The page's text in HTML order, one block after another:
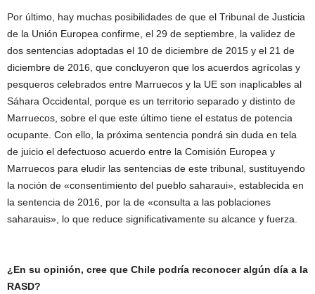
Por último, hay muchas posibilidades de que el Tribunal de Justicia
de la Unión Europea confirme, el 29 de septiembre, la validez de
dos sentencias adoptadas el 10 de diciembre de 2015 y el 21 de
diciembre de 2016, que concluyeron que los acuerdos agrícolas y
pesqueros celebrados entre Marruecos y la UE son inaplicables al
Sáhara Occidental, porque es un territorio separado y distinto de
Marruecos, sobre el que este último tiene el estatus de potencia
ocupante. Con ello, la próxima sentencia pondrá sin duda en tela
de juicio el defectuoso acuerdo entre la Comisión Europea y
Marruecos para eludir las sentencias de este tribunal, sustituyendo
la noción de «consentimiento del pueblo saharaui», establecida en
la sentencia de 2016, por la de «consulta a las poblaciones
saharauis», lo que reduce significativamente su alcance y fuerza.
¿En su opinión, cree que Chile podría reconocer algún día a la
RASD?